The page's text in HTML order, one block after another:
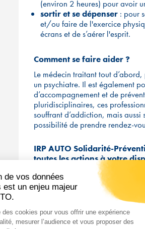
(environ 2 heures) pour avoir
sortir et se dépenser : pour
et/ou faire de l'exercice
écrans et de s’aérer l'esprit.
Comment se faire aider ?
Le médecin traitant tout
un psychiatre. Il est également
d’accompagnement et de
pluridisciplinaires, ces
souffrant d’addiction, mais
possibilité de prendre rendez-
IRP AUTO Solidarité-
toutes les actions à votre
* Enquête sur l'hyperconnexion